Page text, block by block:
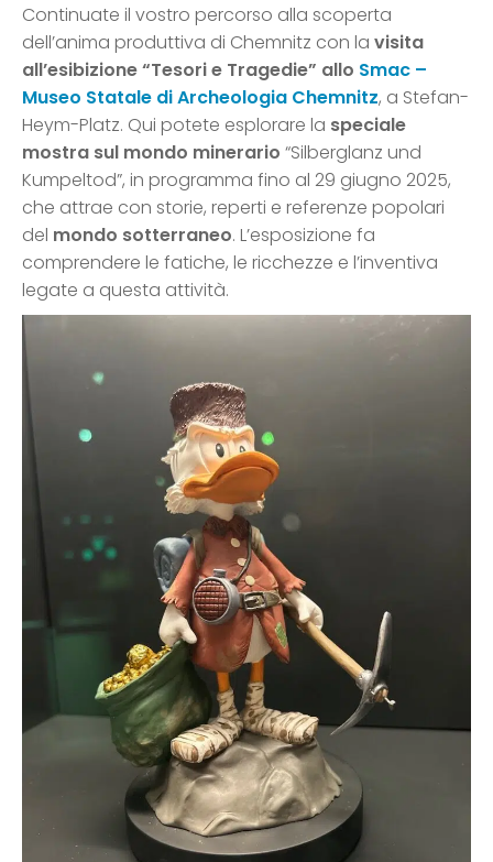
Continuate il vostro percorso alla scoperta
dell’anima produttiva di Chemnitz con la visita
all’esibizione “Tesori e Tragedie” allo Smac –
Museo Statale di Archeologia Chemnitz, a Stefan-
Heym-Platz. Qui potete esplorare la speciale
mostra sul mondo minerario “Silberglanz und
Kumpeltod”, in programma fino al 29 giugno 2025,
che attrae con storie, reperti e referenze popolari
del mondo sotterraneo. L’esposizione fa
comprendere le fatiche, le ricchezze e l’inventiva
legate a questa attività.